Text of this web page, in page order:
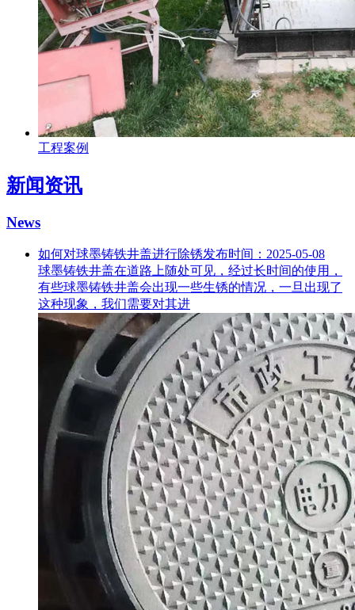
工程案例
新闻资讯
News
如何对球墨铸铁井盖进行除锈发布时间：2025-05-08
球墨铸铁井盖在道路上随处可见，经过长时间的使用，
有些球墨铸铁井盖会出现一些生锈的情况，一旦出现了
这种现象，我们需要对其进